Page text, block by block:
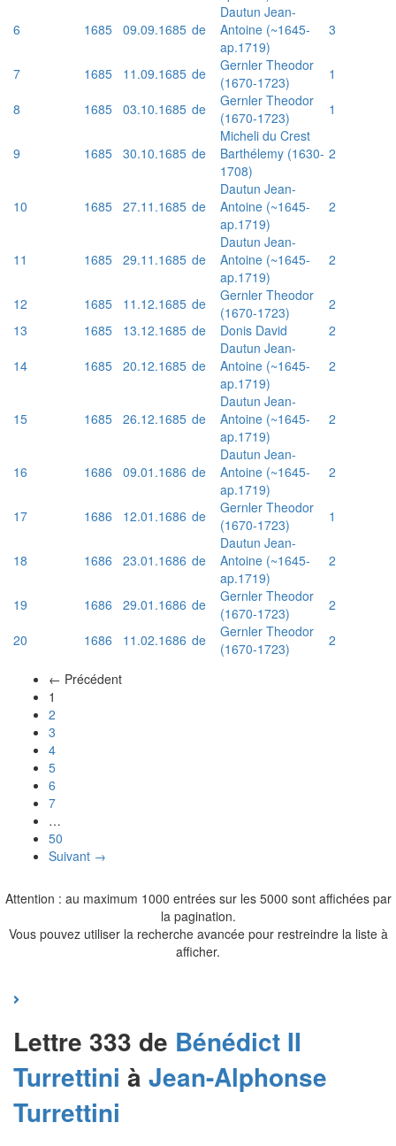
6 1685 09.09.1685 de
Dautun Jean-
Antoine (~1645-
ap.1719)
3
7 1685 11.09.1685 de
Gernler Theodor
(1670-1723)
1
8
1685 03.10.1685 de
Gernler Theodor
(1670-1723)
1
9 1685 30.10.1685 de
Micheli du Crest
Barthélemy (1630-
1708)
2
10 1685 27.11.1685 de
Dautun Jean-
Antoine (~1645-
ap.1719)
2
11 1685 29.11.1685 de
Dautun Jean-
Antoine (~1645-
ap.1719)
2
12 1685 11.12.1685 de
Gernler Theodor
(1670-1723)
2
13
1685 13.12.1685 de Donis David
2
14
1685 20.12.1685 de
Dautun Jean-
Antoine (~1645-
ap.1719)
2
15 1685 26.12.1685 de
Dautun Jean-
Antoine (~1645-
ap.1719)
2
16 1686 09.01.1686 de
Dautun Jean-
Antoine (~1645-
ap.1719)
2
17 1686 12.01.1686 de
Gernler Theodor
(1670-1723)
1
18 1686 23.01.1686 de
Dautun Jean-
Antoine (~1645-
ap.1719)
2
19 1686 29.01.1686 de
Gernler Theodor
(1670-1723)
2
20
1686 11.02.1686 de
Gernler Theodor
(1670-1723)
2
← Précédent
1
2
3
4
5
6
7
…
50
Suivant →
Attention : au maximum 1000 entrées sur les 5000 sont affichées par
la pagination.
Vous pouvez utiliser la recherche avancée pour restreindre la liste à
afficher.
Lettre 333 de Bénédict II
Turrettini à Jean-Alphonse
Turrettini